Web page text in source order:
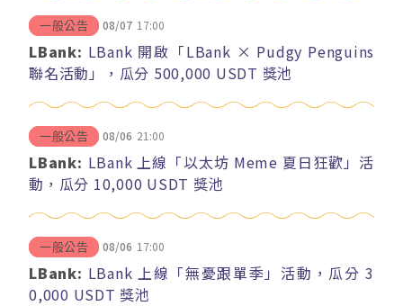
一般公告 08/07 17:00
LBank: LBank 開啟「LBank × Pudgy Penguins
聯名活動」，瓜分 500,000 USDT 獎池
一般公告 08/06 21:00
LBank: LBank 上線「以太坊 Meme 夏日狂歡」活
動，瓜分 10,000 USDT 獎池
一般公告 08/06 17:00
LBank: LBank 上線「無憂跟單季」活動，瓜分 3
0,000 USDT 獎池